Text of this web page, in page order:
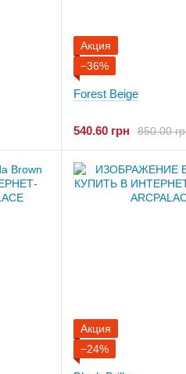
Акция
−36%
Forest Beige
850.00
540.60 грн
Акция
−24%